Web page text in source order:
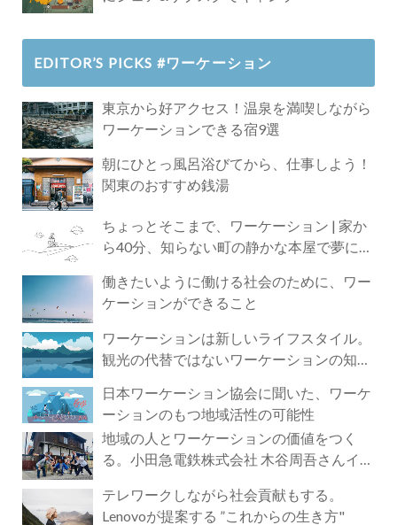
EDITOR’S PICKS #ワーケーション
東京から好アクセス！温泉を満喫しながら
ワーケーションできる宿9選
朝にひとっ風呂浴びてから、仕事しよう！
関東のおすすめ銭湯
ちょっとそこまで、ワーケーション | 家か
ら40分、知らない町の静かな本屋で夢に近
働きたいように働ける社会のために、ワー
ケーションができること
ワーケーションは新しいライフスタイル。
観光の代替ではないワーケーションの知ら
日本ワーケーション協会に聞いた、ワーケ
ーションのもつ地域活性の可能性
地域の人とワーケーションの価値をつく
る。小田急電鉄株式会社 木谷周吾さんイン
テレワークしながら社会貢献もする。
Lenovoが提案する ”これからの生き方"